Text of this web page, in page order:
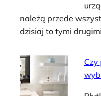
należą przede
dzisiaj to tymi
Czy